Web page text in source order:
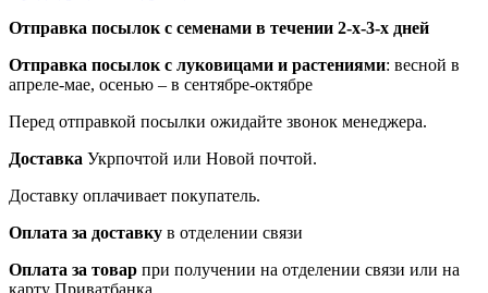
Отправка посылок с семенами в течении 2-х-3-х дней
Отправка посылок с луковицами и растениями: весной в
апреле-мае, осенью – в сентябре-октябре
Перед отправкой посылки ожидайте звонок менеджера.
Доставка Укрпочтой или Новой почтой.
Доставку оплачивает покупатель.
Оплата за доставку в отделении связи
Оплата за товар при получении на отделении связи или на
карту Приватбанка